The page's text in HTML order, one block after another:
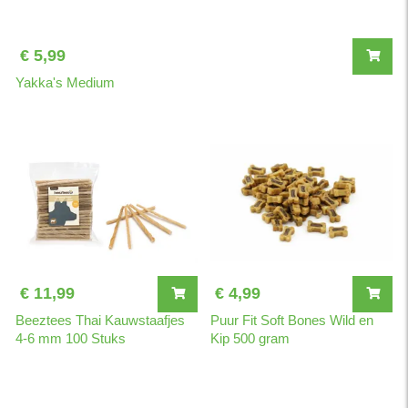
€ 5,99
Yakka's Medium
€ 11,99
Beeztees Thai Kauwstaafjes
4-6 mm 100 Stuks
€ 4,99
Puur Fit Soft Bones Wild en
Kip 500 gram